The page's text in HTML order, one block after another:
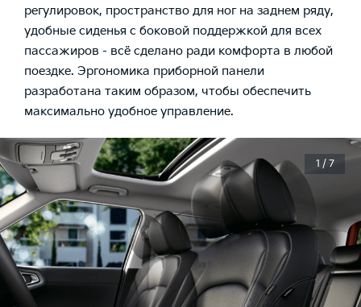
регулировок, пространство для ног на заднем ряду,
удобные сиденья с боковой поддержкой для всех
пассажиров - всё сделано ради комфорта в любой
поездке. Эргономика приборной панели
разработана таким образом, чтобы обеспечить
максимально удобное управление.
1 / 7